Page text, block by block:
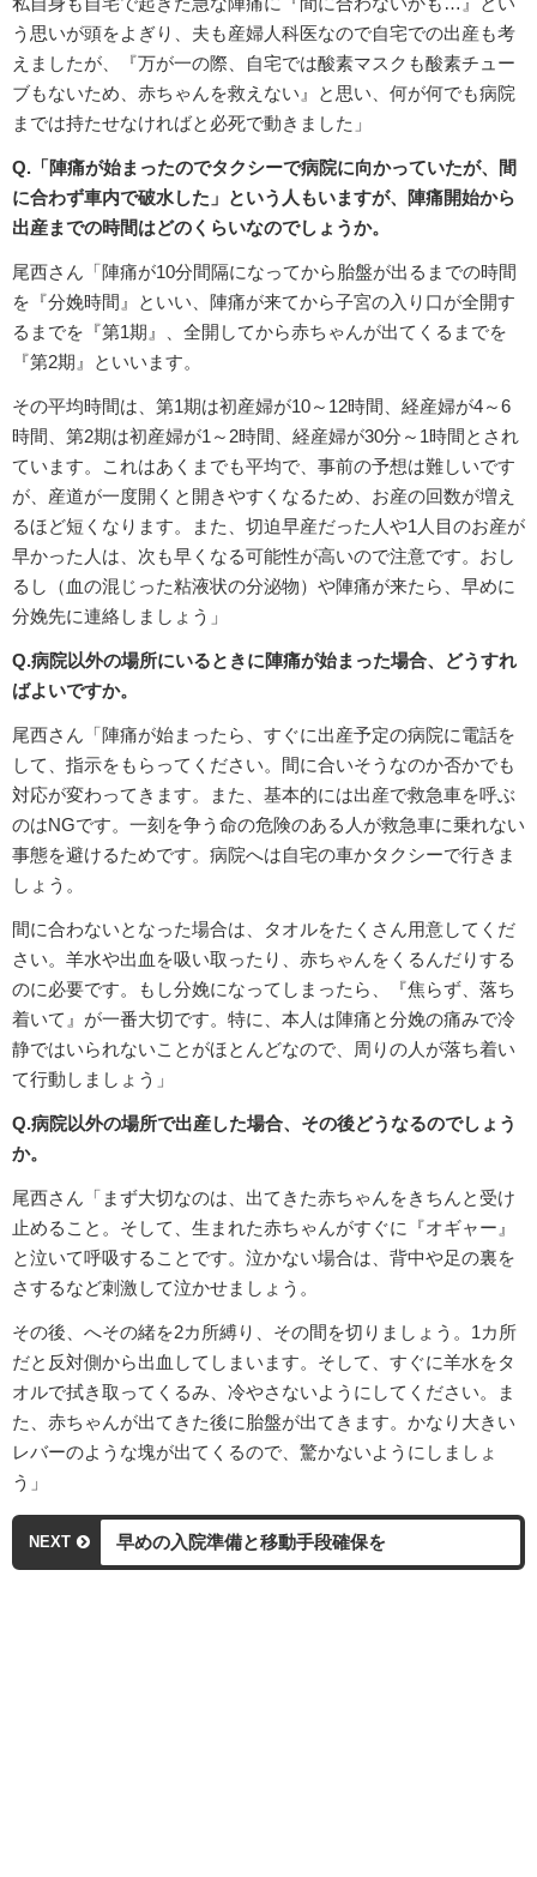
う思いが頭をよぎり、夫も産婦人科医なので自宅での出産も考
えましたが、『万が一の際、自宅では酸素マスクも酸素チュー
ブもないため、赤ちゃんを救えない』と思い、何が何でも病院
までは持たせなければと必死で動きました」
Q.「陣痛が始まったのでタクシーで病院に向かっていたが、間
に合わず車内で破水した」という人もいますが、陣痛開始から
出産までの時間はどのくらいなのでしょうか。
尾西さん「陣痛が10分間隔になってから胎盤が出るまでの時間
を『分娩時間』といい、陣痛が来てから子宮の入り口が全開す
るまでを『第1期』、全開してから赤ちゃんが出てくるまでを
『第2期』といいます。
その平均時間は、第1期は初産婦が10～12時間、経産婦が4～6
時間、第2期は初産婦が1～2時間、経産婦が30分～1時間とされ
ています。これはあくまでも平均で、事前の予想は難しいです
が、産道が一度開くと開きやすくなるため、お産の回数が増え
るほど短くなります。また、切迫早産だった人や1人目のお産が
早かった人は、次も早くなる可能性が高いので注意です。おし
るし（血の混じった粘液状の分泌物）や陣痛が来たら、早めに
分娩先に連絡しましょう」
Q.病院以外の場所にいるときに陣痛が始まった場合、どうすれ
ばよいですか。
尾西さん「陣痛が始まったら、すぐに出産予定の病院に電話を
して、指示をもらってください。間に合いそうなのか否かでも
対応が変わってきます。また、基本的には出産で救急車を呼ぶ
のはNGです。一刻を争う命の危険のある人が救急車に乗れない
事態を避けるためです。病院へは自宅の車かタクシーで行きま
しょう。
間に合わないとなった場合は、タオルをたくさん用意してくだ
さい。羊水や出血を吸い取ったり、赤ちゃんをくるんだりする
のに必要です。もし分娩になってしまったら、『焦らず、落ち
着いて』が一番大切です。特に、本人は陣痛と分娩の痛みで冷
静ではいられないことがほとんどなので、周りの人が落ち着い
て行動しましょう」
Q.病院以外の場所で出産した場合、その後どうなるのでしょう
か。
尾西さん「まず大切なのは、出てきた赤ちゃんをきちんと受け
止めること。そして、生まれた赤ちゃんがすぐに『オギャー』
と泣いて呼吸することです。泣かない場合は、背中や足の裏を
さするなど刺激して泣かせましょう。
その後、へその緒を2カ所縛り、その間を切りましょう。1カ所
だと反対側から出血してしまいます。そして、すぐに羊水をタ
オルで拭き取ってくるみ、冷やさないようにしてください。ま
た、赤ちゃんが出てきた後に胎盤が出てきます。かなり大きい
レバーのような塊が出てくるので、驚かないようにしましょ
う」
NEXT 早めの入院準備と移動手段確保を